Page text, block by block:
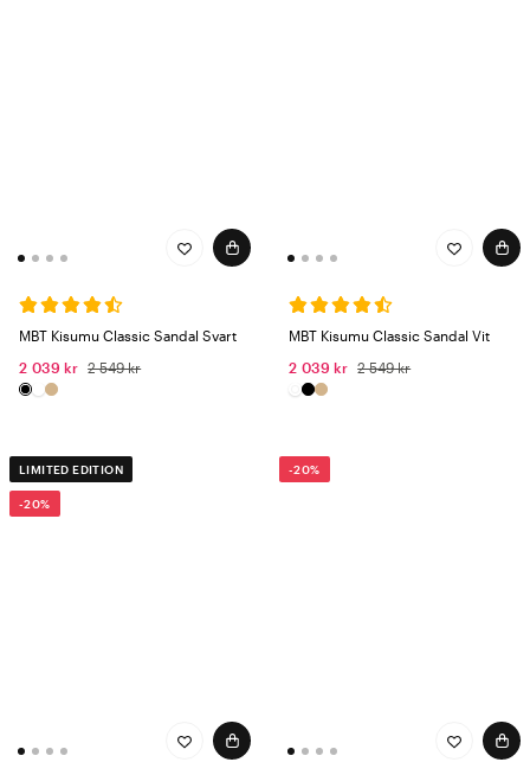
MBT Kisumu Classic Sandal Svart
2 039 kr 2 549 kr
MBT Kisumu Classic Sandal Vit
2 039 kr 2 549 kr
LIMITED EDITION
-20%
-20%